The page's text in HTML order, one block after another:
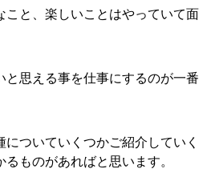
こと、楽しいことはやっていて面
と思える事を仕事にするのが一番
ついていくつかご紹介していく
ものがあればと思います。